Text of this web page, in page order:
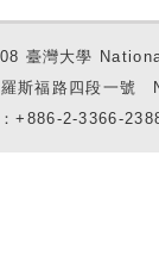
臺灣大學
羅斯福路四段一
+886-2-3366-